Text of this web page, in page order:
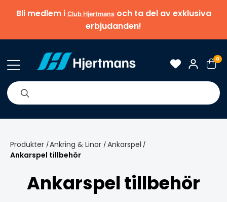
Bli medlem i Club Hjertmansoch ta del av exklusiva
erbjudanden!
0
Nyheter Om oss Varumärken Tips & guider
Produkter /Ankring & Linor / Ankarspel /
Ankarspel tillbehör
Ankarspel tillbehör